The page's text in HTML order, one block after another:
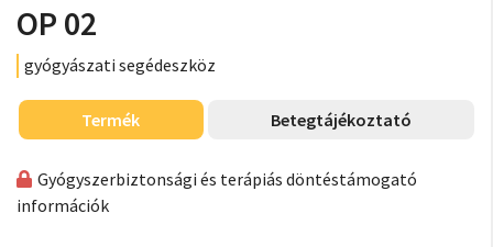
OP 02
gyógyászati segédeszköz
Termék Betegtájékoztató
Gyógyszerbiztonsági és terápiás döntéstámogató
információk